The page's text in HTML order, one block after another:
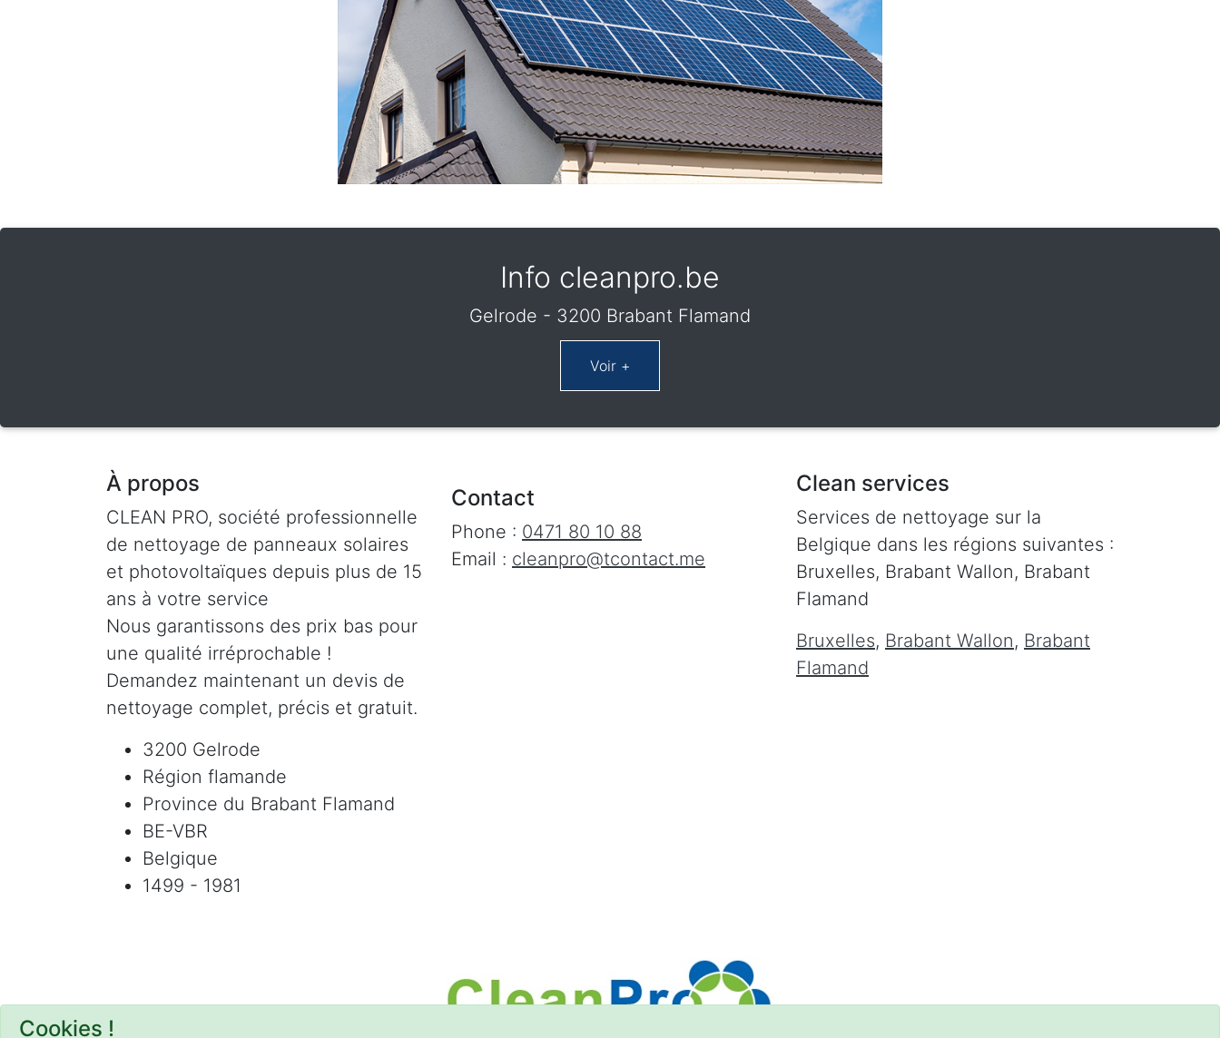
Cookies !
Info cleanpro.be
Gelrode - 3200 Brabant Flamand
À propos
CLEAN PRO, société professionnelle
de nettoyage de panneaux solaires
et photovoltaïques depuis plus de 15
ans à votre service
Nous garantissons des prix bas pour
une qualité irréprochable !
Demandez maintenant un devis de
nettoyage complet, précis et gratuit.
3200 Gelrode
Région flamande
Province du Brabant Flamand
BE-VBR
Belgique
1499 - 1981
Contact
Phone : 0471 80 10 88
Email : cleanpro@tcontact.me
Clean services
Services de nettoyage sur la
Belgique dans les régions suivantes :
Bruxelles, Brabant Wallon, Brabant
Flamand
Bruxelles, Brabant Wallon, Brabant
Flamand